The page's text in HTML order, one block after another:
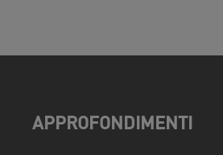
APPROFONDIMENTI